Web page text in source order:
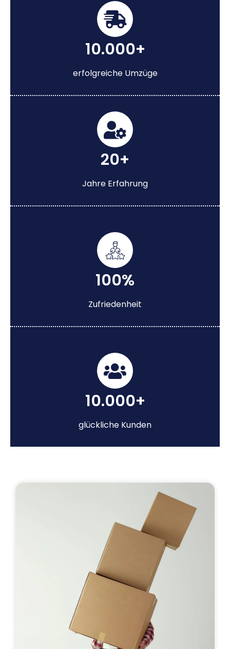
10.000+
erfolgreiche Umzüge
20+
Jahre Erfahrung
100%
Zufriedenheit
10.000+
glückliche Kunden